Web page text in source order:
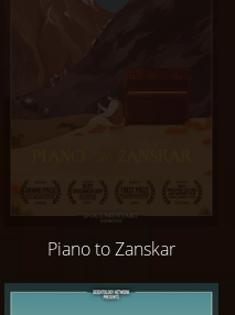
Piano to Zanskar